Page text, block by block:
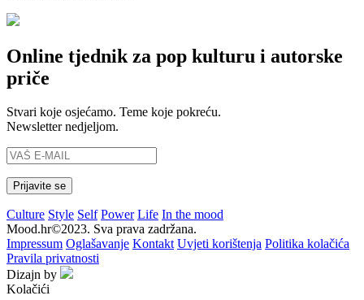
Online tjednik za pop kulturu i autorske
priče
Stvari koje osjećamo. Teme koje pokreću.
Newsletter nedjeljom.
Culture Style Self Power Life In the mood
Mood.hr©2023. Sva prava zadržana.
Impressum Oglašavanje Kontakt Uvjeti korištenja Politika kolačića
Pravila privatnosti
Dizajn by
Kolačići